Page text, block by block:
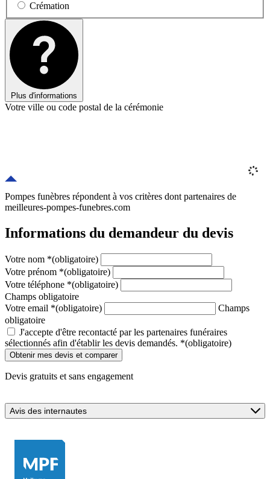
Crémation
Plus d'informations
Votre ville ou code postal de la cérémonie
Pompes funèbres répondent à vos critères dont partenaires de
meilleures-pompes-funebres.com
Informations du demandeur du devis
Votre nom *(obligatoire)
Votre prénom *(obligatoire)
Votre téléphone *(obligatoire)
Champs obligatoire
Votre email *(obligatoire)
Champs
obligatoire
J'accepte d'être recontacté par les partenaires funéraires
sélectionnés afin d'établir les devis demandés. *(obligatoire)
Devis gratuits et sans engagement
Avis des internautes